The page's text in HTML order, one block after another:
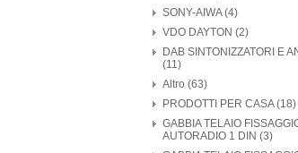
SONY-AIWA (4)
VDO DAYTON (2)
DAB SINTONIZZATORI E
(11)
Altro (63)
PRODOTTI PER CASA (18)
GABBIA TELAIO
AUTORADIO 1 DIN (3)